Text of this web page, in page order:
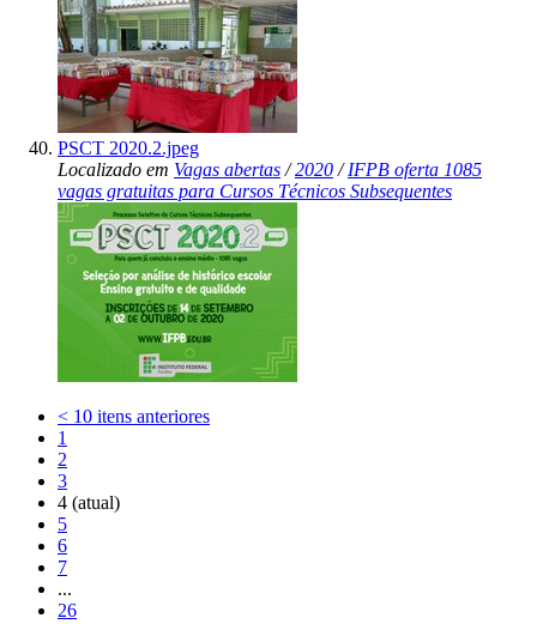
PSCT 2020.2.jpeg
Localizado em Vagas abertas /2020 /IFPB oferta 1085
vagas gratuitas para Cursos Técnicos Subsequentes
< 10 itens anteriores
1
2
3
4 (atual)
5
6
7
...
26